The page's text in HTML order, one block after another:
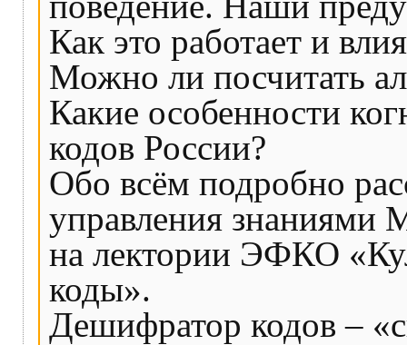
Как это работает и
Можно ли посчитать
Какие особенности
кодов России?
Обо всём подробно
управления
на лектории ЭФКО
коды».
Дешифратор кодов –